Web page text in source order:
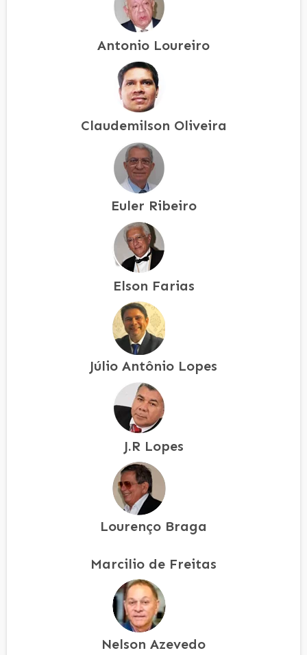
Antonio Loureiro
Claudemilson Oliveira
Euler Ribeiro
Elson Farias
Júlio Antônio Lopes
J.R Lopes
Lourenço Braga
Marcilio de Freitas
Nelson Azevedo